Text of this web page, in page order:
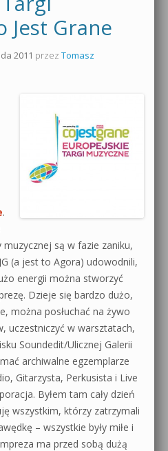
Jest Grane
2011 przez Tomasz
.
są w fazie zaniku,
(a jest to Agora) udowodnili,
energii można stworzyć
Dzieje się bardzo dużo,
można posłuchać na żywo
uczestniczyć w warsztatach,
Soundedit/Ulicznej Galerii
archiwalne egzemplarze
Gitarzysta, Perkusista i Live
Byłem tam cały dzień
wszystkim, którzy zatrzymali
– wszystkie były miłe i
ma przed sobą dużą